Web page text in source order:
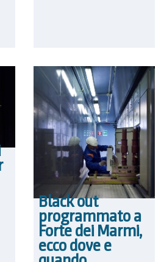
Black out
programmato a
Forte dei Marmi,
ecco dove e